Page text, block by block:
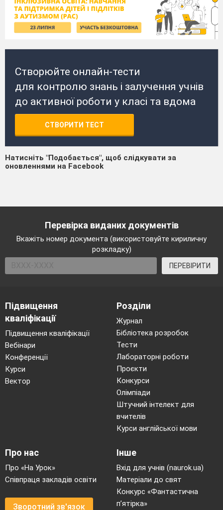
Створюйте онлайн-тести
для контролю знань і залучення учнів
до активної роботи у класі та вдома
СТВОРИТИ ТЕСТ
Натисніть "Подобається", щоб слідкувати за
оновленнями на Facebook
Перевірка виданих документів
Вкажіть номер документа (використовуйте кириличну
розкладку)
ПЕРЕВІРИТИ
Підвищення
кваліфікації
Підвищення кваліфікації
Вебінари
Конференції
Курси
Вектор
Розділи
Журнал
Бібліотека розробок
Тести
Лабораторні роботи
Проєкти
Конкурси
Олімпіади
Штучний інтелект для
вчителів
Курси англійської мови
Про нас
Про «На Урок»
Співпраця закладів освіти
Зворотний зв'язок
Інше
Вхід для учнів (naurok.ua)
Матеріали до свят
Конкурс «Фантастична
п’ятірка»